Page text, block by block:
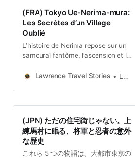
(FRA) Tokyo Ue-Nerima-mura:
Les Secrètes d’un Village
Oublié
L’histoire de Nerima repose sur un
samouraï fantôme, l’ascension et la
ferme et l’emplacement d’une
Lawrence Travel Stories Lawrence
(JPN) ただの住宅街じゃない。上
練馬村に眠る、将軍と忍者の意外
な歴史
これら 5 つの物語は、大都市東京の